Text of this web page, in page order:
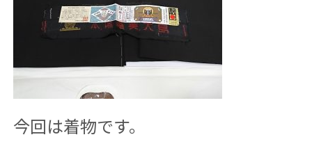
今回は着物です。